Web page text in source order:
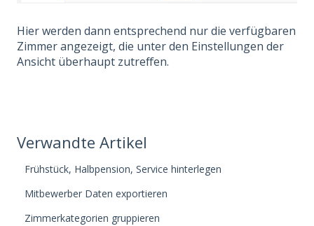
Hier werden dann entsprechend nur die verfügbaren
Zimmer angezeigt, die unter den Einstellungen der
Ansicht überhaupt zutreffen.
Verwandte Artikel
Frühstück, Halbpension, Service hinterlegen
Mitbewerber Daten exportieren
Zimmerkategorien gruppieren